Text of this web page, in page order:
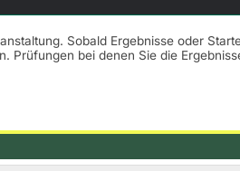
Sobald Ergebnisse oder
Prüfungen bei denen Sie die